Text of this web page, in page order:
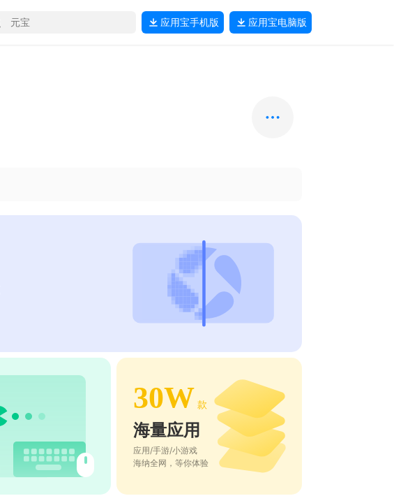
应用宝手机版 应用宝电脑版
30W 款
海量应用
应用/手游/小游戏
海纳全网，等你体验